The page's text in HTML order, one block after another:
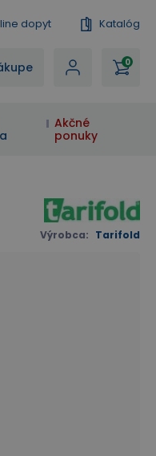
dopyt Katalóg
0
Akčné
ponuky
Výrobca: Tarifold